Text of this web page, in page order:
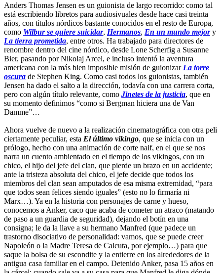
Anders Thomas Jensen es un guionista de largo recorrido: como tal
está escribiendo libretos para audiosivuales desde hace casi treinta
años, con títulos nórdicos bastante conocidos en el resto de Europa,
como Wilbur se quiere suicidar, Hermanos, En un mundo mejory
La tierra prometida, entre otros. Ha trabajado para directores de
renombre dentro del cine nórdico, desde Lone Scherfig a Susanne
Bier, pasando por Nikolaj Arcel, e incluso intentó la aventura
americana con la más bien imposible misión de guionizar La torre
oscura de Stephen King. Como casi todos los guionistas, también
Jensen ha dado el salto a la dirección, todavía con una carrera corta,
pero con algún título relevante, como Jinetes de la justicia, que en
su momento definimos “como si Bergman hiciera una de Van
Damme”…
Ahora vuelve de nuevo a la realización cinematográfica con otra peli
ciertamente peculiar, esta El último vikingo, que se inicia con un
prólogo, hecho con una animación de corte naif, en el que se nos
narra un cuento ambientado en el tiempo de los vikingos, con un
chico, el hijo del jefe del clan, que pierde un brazo en un accidente;
ante la tristeza absoluta del chico, el jefe decide que todos los
miembros del clan sean amputados de esa misma extremidad, “para
que todos sean felices siendo iguales” (esto no lo firmaría ni
Marx…). Ya en la historia con personajes de carne y hueso,
conocemos a Anker, caco que acaba de cometer un atraco (matando
de paso a un guardia de seguridad), dejando el botín en una
consigna; le da la llave a su hermano Manfred (que padece un
trastorno disociativo de personalidad: vamos, que se puede creer
Napoleón o la Madre Teresa de Calcuta, por ejemplo…) para que
saque la bolsa de su escondite y la entierre en los alrededores de la
antigua casa familiar en el campo. Detenido Anker, pasa 15 años en